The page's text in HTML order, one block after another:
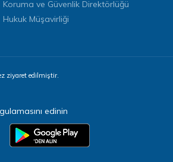
Koruma ve Güvenlik Direktörlüğü
Hukuk Müşavirliği
ziyaret edilmiştir.
edinin